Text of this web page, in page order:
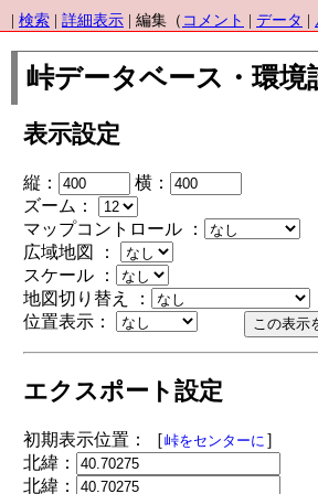
検索 詳細表示 | 編集（ コメント データ
峠データベース・環境
表示設定
縦：
横：
ズーム：
マップコントロール ：
広域地図 ：
スケール ：
地図切り替え ：
位置表示：
エクスポート設定
初期表示位置：［峠をセンターに ］
北緯：
北緯：